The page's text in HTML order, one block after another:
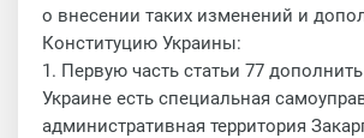
о внесении таких изменений и
Конституцию Украины:
1. Первую часть статьи 77
Украине есть специальная
административная территория